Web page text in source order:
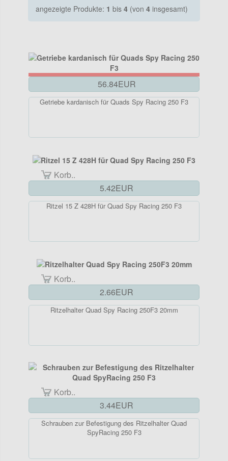
angezeigte Produkte: 1 bis 4 (von 4 insgesamt)
56.84EUR
Getriebe kardanisch für Quads Spy Racing 250 F3
Korb..
5.42EUR
Ritzel 15 Z 428H für Quad Spy Racing 250 F3
Korb..
2.66EUR
Ritzelhalter Quad Spy Racing 250F3 20mm
Korb..
3.44EUR
Schrauben zur Befestigung des Ritzelhalter Quad
SpyRacing 250 F3